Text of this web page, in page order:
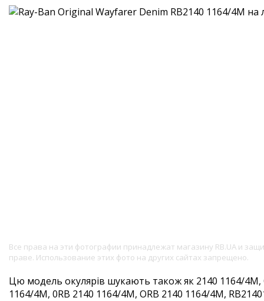
Все права на эти фотографии принадлежат магазину RB.UA и
праве. Использование этих фото на других сайтах запрещено.
Цю модель окулярів шукають також як 2140 1164/4M,
1164/4M, 0RB 2140 1164/4M, ORB 2140 1164/4M,